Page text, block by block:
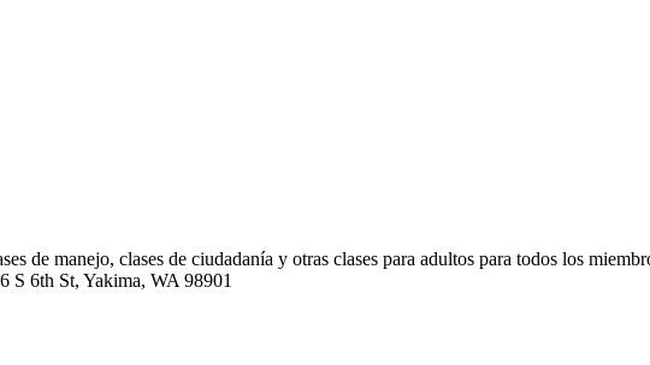
de manejo, clases de ciudadanía y otras clases para adultos para todos los
S 6th St, Yakima, WA 98901